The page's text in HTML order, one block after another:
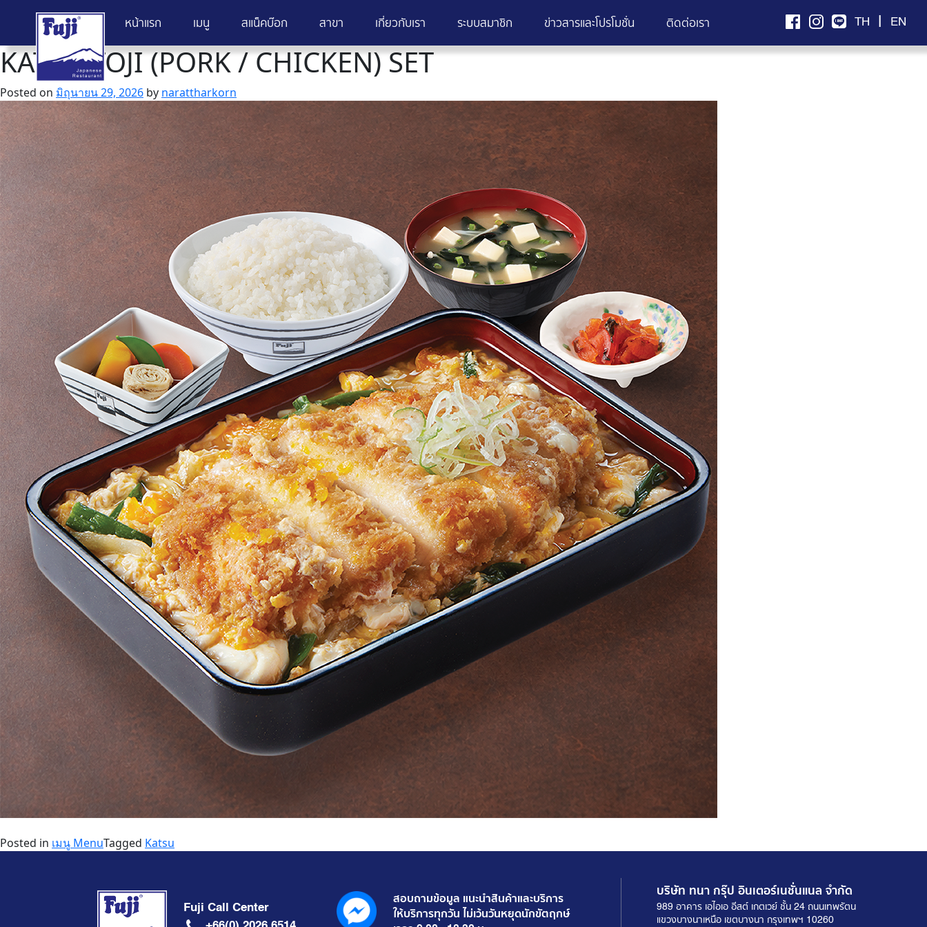
Skip
to
content
หน้าแรก เมนู สแน็คบ๊อก สาขา เกี่ยวกับเรา ระบบสมาชิก ข่าวสารและโปรโมชั่น ติดต่อเรา TH | EN
KATSU TOJI (PORK / CHICKEN) SET
Posted on มิถุนายน 29, 2026 by narattharkorn
Posted in เมนู MenuTagged Katsu
Fuji Call Center
สอบถามข้อมูล แนะนำสินค้าและบริการ
ให้บริการทุกวัน ไม่เว้นวันหยุดนักขัตฤกษ์
บริษัท ทนา กรุ๊ป อินเตอร์เนชั่นแนล จำกัด
989 อาคาร เอไอเอ อีสต์ เกตเวย์ ชั้น 24 ถนนเทพรัตน
แขวงบางนาเหนือ เขตบางนา กรุงเทพฯ 10260